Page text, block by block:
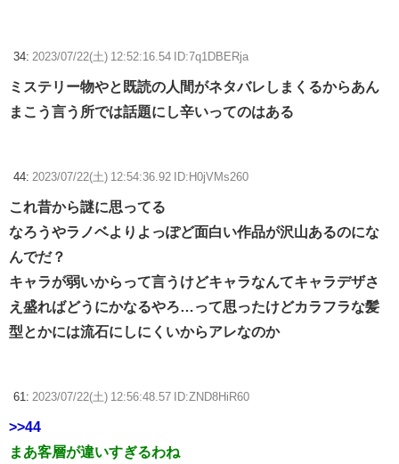
34: 2023/07/22(土) 12:52:16.54 ID:7q1DBERja
ミステリー物やと既読の人間がネタバレしまくるからあん
まこう言う所では話題にし辛いってのはある
44: 2023/07/22(土) 12:54:36.92 ID:H0jVMs260
これ昔から謎に思ってる
なろうやラノベよりよっぽど面白い作品が沢山あるのにな
んでだ？
キャラが弱いからって言うけどキャラなんてキャラデザさ
え盛ればどうにかなるやろ…って思ったけどカラフラな髪
型とかには流石にしにくいからアレなのか
61: 2023/07/22(土) 12:56:48.57 ID:ZND8HiR60
>>44
まあ客層が違いすぎるわね